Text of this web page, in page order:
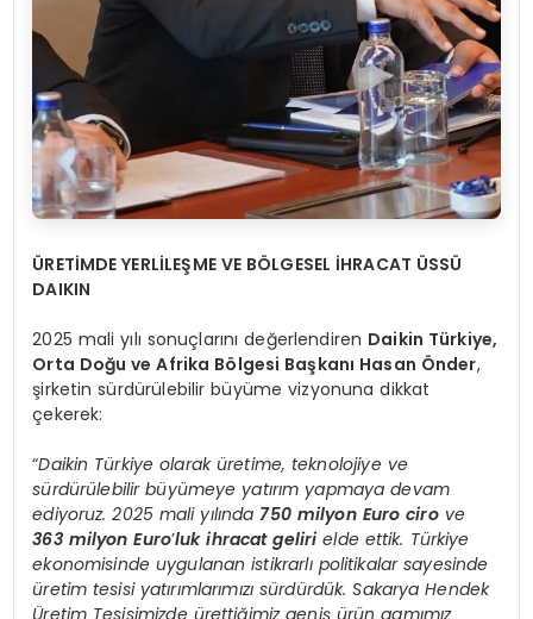
ÜRETİMDE YERLİLEŞME VE BÖLGESEL İHRACAT ÜSSÜ
DAIKIN
2025 mali yılı sonuçlarını değerlendiren Daikin Türkiye,
Orta Doğu ve Afrika Bölgesi Başkanı Hasan Önder,
şirketin sürdürülebilir büyüme vizyonuna dikkat
çekerek:
“Daikin Türkiye olarak üretime, teknolojiye ve
sürdürülebilir büyümeye yatırım yapmaya devam
ediyoruz. 2025 mali yılında 750 milyon Euro cirove
363 milyon Euro’luk ihracat geliri elde ettik. Türkiye
ekonomisinde uygulanan istikrarlı politikalar sayesinde
üretim tesisi yatırımlarımızı sürdürdük. Sakarya Hendek